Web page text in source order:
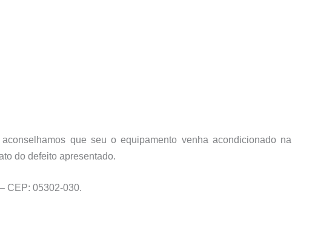
que seu o equipamento venha acondicionado na
do defeito apresentado.
CEP: 05302-030.